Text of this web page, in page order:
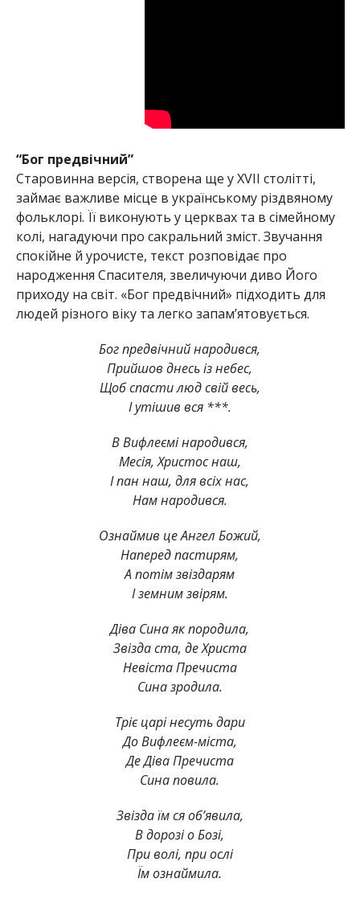
“Бог предвічний”
Старовинна версія, створена ще у XVII столітті,
займає важливе місце в українському різдвяному
фольклорі. Її виконують у церквах та в сімейному
колі, нагадуючи про сакральний зміст. Звучання
спокійне й урочисте, текст розповідає про
народження Спасителя, звеличуючи диво Його
приходу на світ. «Бог предвічний» підходить для
людей різного віку та легко запам’ятовується.
Бог предвічний народився,
Прийшов днесь із небес,
Щоб спасти люд свій весь,
І утішив вся ***.
В Вифлеємі народився,
Месія, Христос наш,
І пан наш, для всіх нас,
Нам народився.
Ознаймив це Ангел Божий,
Наперед пастирям,
А потім звіздарям
І земним звірям.
Діва Сина як породила,
Звізда ста, де Христа
Невіста Пречиста
Сина зродила.
Тріє царі несуть дари
До Вифлеєм-міста,
Де Діва Пречиста
Сина повила.
Звізда їм ся об’явила,
В дорозі о Бозі,
При волі, при ослі
Їм ознаймила.